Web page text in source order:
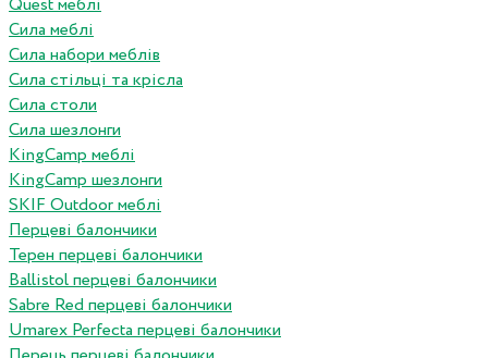
Quest меблі
Сила меблі
Сила набори меблів
Сила стільці та крісла
Сила столи
Сила шезлонги
KingCamp меблі
KingCamp шезлонги
SKIF Outdoor меблі
Перцеві балончики
Терен перцеві балончики
Ballistol перцеві балончики
Sabre Red перцеві балончики
Umarex Perfecta перцеві балончики